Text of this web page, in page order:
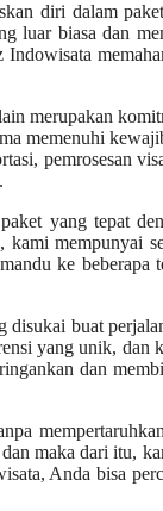
diri dalam
luar biasa dan
merupakan
memenuhi
pemrosesan
yang tepat
mempunyai
ke
buat
yang unik, dan
dan
maka dari itu,
Anda bisa